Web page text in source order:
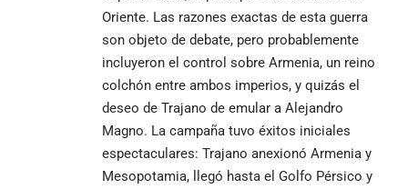
Oriente. Las razones exactas de esta guerra
son objeto de debate, pero probablemente
incluyeron el control sobre Armenia, un reino
colchón entre ambos imperios, y quizás el
deseo de Trajano de emular a Alejandro
Magno. La campaña tuvo éxitos iniciales
espectaculares: Trajano anexionó Armenia y
Mesopotamia, llegó hasta el Golfo Pérsico y